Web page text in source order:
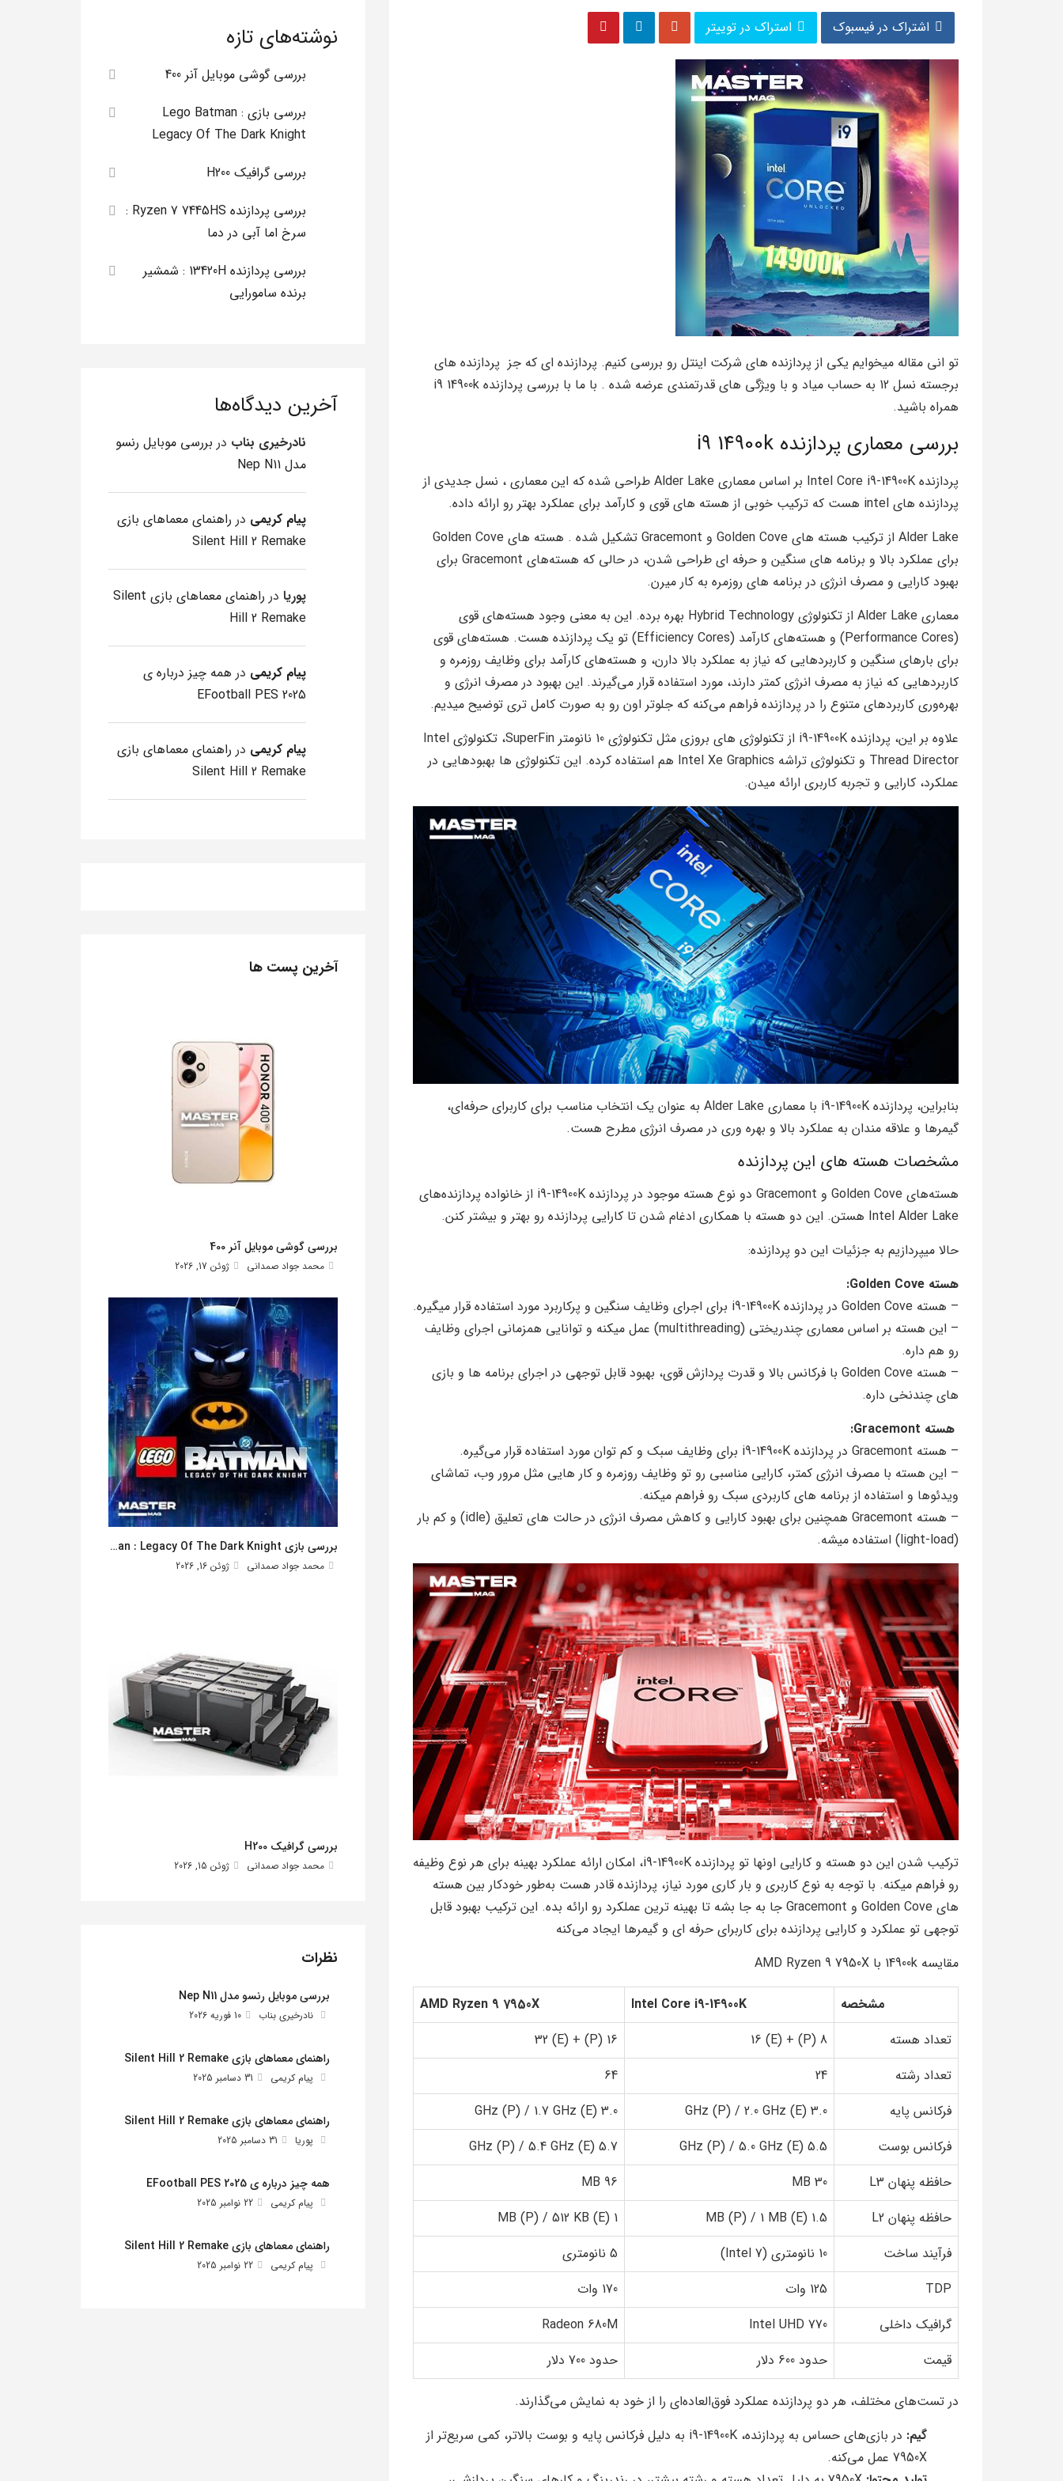
اشتراک در فیسبوک استراک در توییتر
تو انی مقاله میخوایم یکی از پردازنده های شرکت اینتل رو بررسی کنیم. پردازنده ای که جز پردازنده های
برجسته نسل 12 به حساب میاد و با ویژگی های قدرتمندی عرضه شده . با ما با بررسی پردازنده i9 14900k
همراه باشید.
بررسی معماری پردازنده i9 14900k
پردازنده Intel Core i9-14900K بر اساس معماری Alder Lake طراحی شده که این معماری ، نسل جدیدی از
پردازنده های intel هست که ترکیب خوبی از هسته های قوی و کارآمد برای عملکرد بهتر رو ارائه داده.
Alder Lake از ترکیب هسته‌ های Golden Cove و Gracemont تشکیل شده . هسته‌ های Golden Cove
برای عملکرد بالا و برنامه‌ های سنگین و حرفه‌ ای طراحی شدن، در حالی که هسته‌های Gracemont برای
بهبود کارایی و مصرف انرژی در برنامه‌ های روزمره به کار میرن.
معماری Alder Lake از تکنولوژی Hybrid Technology بهره برده. این به معنی وجود هسته‌های قوی
(Performance Cores) و هسته‌های کارآمد (Efficiency Cores) تو یک پردازنده هست. هسته‌های قوی
برای بارهای سنگین و کاربردهایی که نیاز به عملکرد بالا دارن، و هسته‌های کارآمد برای وظایف روزمره و
کاربردهایی که نیاز به مصرف انرژی کمتر دارند، مورد استفاده قرار می‌گیرند. این بهبود در مصرف انرژی و
بهره‌وری کاربردهای متنوع را در پردازنده فراهم می‌کنه که جلوتر اون رو به صورت کامل تری توضیح میدیم.
علاوه بر این، پردازنده i9-14900K از تکنولوژی‌ های بروزی مثل تکنولوژی 10 نانومتر SuperFin، تکنولوژی Intel
Thread Director و تکنولوژی تراشه Intel Xe Graphics هم استفاده کرده. این تکنولوژی‌ ها بهبود‌هایی در
عملکرد، کارایی و تجربه کاربری ارائه میدن.
بنابراین، پردازنده i9-14900K با معماری Alder Lake به عنوان یک انتخاب مناسب برای کاربرای حرفه‌ای،
گیمرها و علاقه‌ مندان به عملکرد بالا و بهره‌ وری در مصرف انرژی مطرح هست.
مشخصات هسته های این پردازنده
هسته‌های Golden Cove و Gracemont دو نوع هسته موجود در پردازنده i9-14900K از خانواده پردازنده‌های
Intel Alder Lake هستن. این دو هسته با همکاری ادغام شدن تا کارایی پردازنده رو بهتر و بیشتر کنن.
حالا میپردازیم به جزئیات این دو پردازنده:
هسته Golden Cove:
– هسته Golden Cove در پردازنده i9-14900K برای اجرای وظایف سنگین و پرکاربرد مورد استفاده قرار میگیره.
– این هسته بر اساس معماری چندریختی (multithreading) عمل میکنه و توانایی همزمانی اجرای وظایف
رو هم داره.
– هسته Golden Cove با فرکانس بالا و قدرت پردازش قوی، بهبود قابل توجهی در اجرای برنامه‌ ها و بازی‌
های چند‌نخی داره.
هسته Gracemont:
– هسته Gracemont در پردازنده i9-14900K برای وظایف سبک و کم‌ توان مورد استفاده قرار می‌گیره.
– این هسته با مصرف انرژی کمتر، کارایی مناسبی رو تو وظایف روزمره و کار هایی مثل مرور وب، تماشای
ویدئوها و استفاده از برنامه‌ های کاربردی سبک رو فراهم میکنه.
– هسته Gracemont همچنین برای بهبود کارایی و کاهش مصرف انرژی در حالت‌ های تعلیق (idle) و کم‌ بار
(light-load) استفاده میشه.
ترکیب شدن این دو هسته و کارایی اونها تو پردازنده i9-14900K، امکان ارائه عملکرد بهینه برای هر نوع وظیفه
رو فراهم میکنه. با توجه به نوع کاربری و بار کاری مورد نیاز، پردازنده قادر هست به‌طور خودکار بین هسته‌
های Golden Cove و Gracemont جا به جا بشه تا بهینه‌ ترین عملکرد رو ارائه بده. این ترکیب بهبود قابل
توجهی تو عملکرد و کارایی پردازنده برای کاربرای حرفه‌ ای و گیمرها ایجاد می‌کنه
مقایسه 14900k با AMD Ryzen 9 7950X
مشخصه Intel Core i9-14900K
AMD Ryzen 9 7950X
تعداد هسته
8 (P) + 16 (E)
16 (P) + 32 (E)
تعداد رشته
24
64
فرکانس پایه
3.0 GHz (P) / 2.0 GHz (E)
3.0 GHz (P) / 1.7 GHz (E)
فرکانس بوست
5.5 GHz (P) / 5.0 GHz (E)
5.7 GHz (P) / 5.4 GHz (E)
حافظه پنهان L3
30 MB
96 MB
حافظه پنهان L2
1.5 MB (P) / 1 MB (E)
1 MB (P) / 512 KB (E)
فرآیند ساخت
10 نانومتری (Intel 7)
5 نانومتری
TDP
125 وات
170 وات
گرافیک داخلی
Intel UHD 770
Radeon 680M
قیمت
حدود 600 دلار حدود 700 دلار
در تست‌های مختلف، هر دو پردازنده عملکرد فوق‌العاده‌ای را از خود به نمایش می‌گذارند.
گیم:
در بازی‌های حساس به پردازنده، i9-14900K به دلیل فرکانس پایه و بوست بالاتر، کمی سریع‌تر از
7950X عمل می‌کنه.
نوشته‌های تازه
بررسی گوشی موبایل آنر 400
بررسی بازی Lego Batman :
Legacy Of The Dark Knight
بررسی گرافیک H200
بررسی پردازنده Ryzen 7 7445HS :
سرخ اما آبی در دما
بررسی پردازنده 13420H : شمشیر
برنده سامورایی
آخرین دیدگاه‌ها
نادرخیری بناب در بررسی موبایل رنسو
مدل Nep N11
پیام کریمی در راهنمای معماهای بازی
Silent Hill 2 Remake
پوریا در
راهنمای معماهای بازی Silent
Hill 2 Remake
پیام کریمی در همه چیز درباره ی
EFootball PES 2025
پیام کریمی در راهنمای معماهای بازی
Silent Hill 2 Remake
آخرین پست ها
بررسی گوشی موبایل آنر 400
محمد جواد صمدانی ژوئن 17, 2026
بررسی بازی Lego Batman : Legacy Of The Dark Knight
محمد جواد صمدانی ژوئن 16, 2026
بررسی گرافیک H200
محمد جواد صمدانی ژوئن 15, 2026
نظرات
بررسی موبایل رنسو مدل Nep N11
نادرخیری بناب 10 فوریه 2026
راهنمای معماهای بازی Silent Hill 2 Remake
پیام کریمی 31 دسامبر 2025
راهنمای معماهای بازی Silent Hill 2 Remake
پوریا 31 دسامبر 2025
همه چیز درباره ی EFootball PES 2025
پیام کریمی 22 نوامبر 2025
راهنمای معماهای بازی Silent Hill 2 Remake
پیام کریمی 22 نوامبر 2025